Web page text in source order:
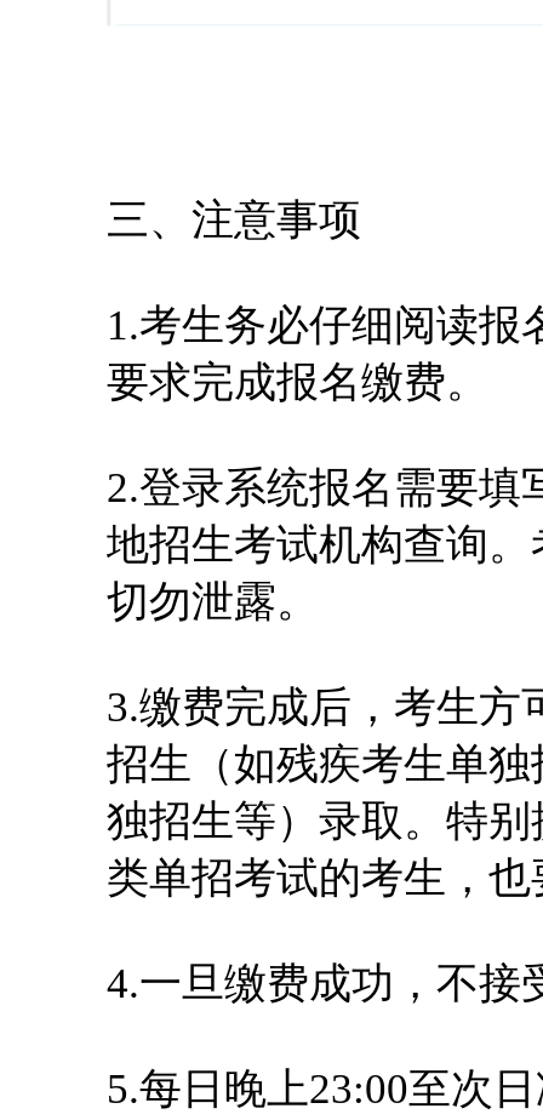
三、注意事项
1.考生务必仔细阅读
要求完成报名缴费。
2.登录系统报名需要填
地招生考试机构查询
切勿泄露。
3.缴费完成后，考生方
招生（如残疾考生单
独招生等）录取。特
类单招考试的考生，
4.一旦缴费成功，不接
5.每日晚上23:00至次